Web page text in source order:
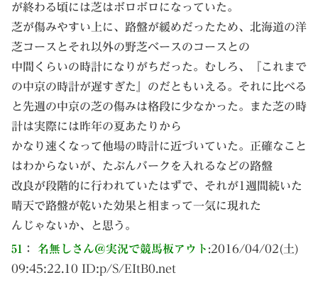
が終わる頃には芝はボロボロになっていた。
芝が傷みやすい上に、路盤が緩めだったため、北海道の洋
芝コースとそれ以外の野芝ベースのコースとの
中間くらいの時計になりがちだった。むしろ、『これまで
の中京の時計が遅すぎた』のだともいえる。それに比べる
と先週の中京の芝の傷みは格段に少なかった。また芝の時
計は実際には昨年の夏あたりから
かなり速くなって他場の時計に近づいていた。正確なこと
はわからないが、たぶんバークを入れるなどの路盤
改良が段階的に行われていたはずで、それが1週間続いた
晴天で路盤が乾いた効果と相まって一気に現れた
んじゃないか、と思う。
51 ： 名無しさん＠実況で競馬板アウト :2016/04/02(土)
09:45:22.10 ID:p/S/EItB0.net